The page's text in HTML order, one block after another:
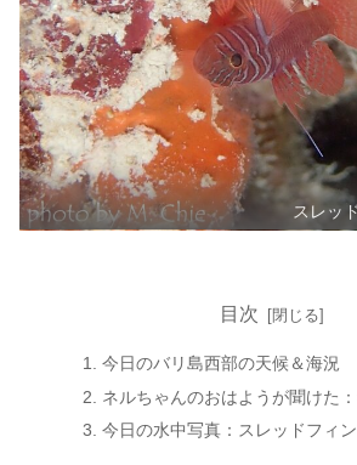
スレッ
目次
今日のバリ島西部の天候＆海況
ネルちゃんのおはようが聞けた
今日の水中写真：スレッドフィ